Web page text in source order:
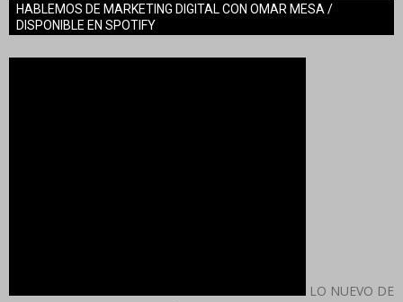
HABLEMOS DE MARKETING DIGITAL CON OMAR MESA /
DISPONIBLE EN SPOTIFY
LO NUEVO DE